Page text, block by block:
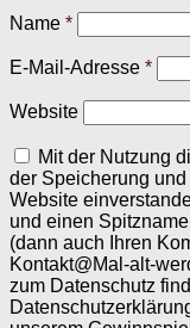
Name *
E-Mail-Adresse *
Website
Mit der Nutzung
der Speicherung
Website
und einen
(dann auch Ihren
Kontakt@Mal-alt-
zum Datenschutz